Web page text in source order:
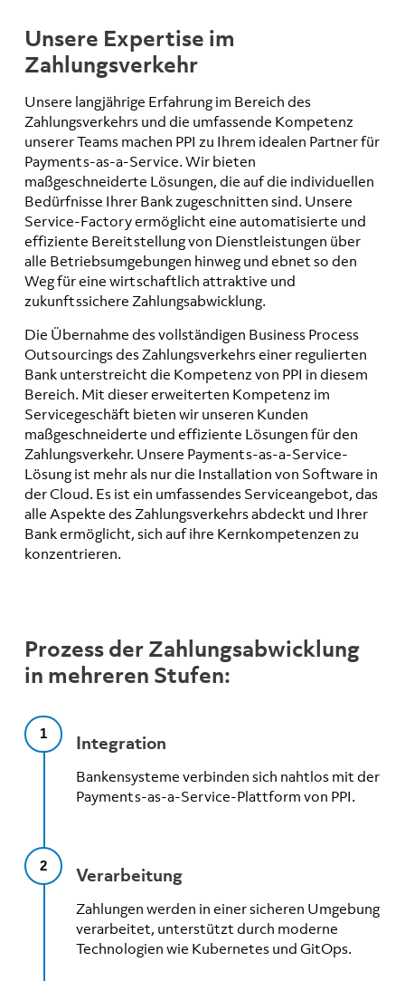
Unsere Expertise im
Zahlungsverkehr
Unsere langjährige Erfahrung im Bereich des
Zahlungsverkehrs und die umfassende Kompetenz
unserer Teams machen PPI zu Ihrem idealen Partner für
Payments-as-a-Service. Wir bieten
maßgeschneiderte Lösungen, die auf die individuellen
Bedürfnisse Ihrer Bank zugeschnitten sind. Unsere
Service-Factory ermöglicht eine automatisierte und
effiziente Bereitstellung von Dienstleistungen über
alle Betriebsumgebungen hinweg und ebnet so den
Weg für eine wirtschaftlich attraktive und
zukunftssichere Zahlungsabwicklung.
Die Übernahme des vollständigen Business Process
Outsourcings des Zahlungsverkehrs einer regulierten
Bank unterstreicht die Kompetenz von PPI in diesem
Bereich. Mit dieser erweiterten Kompetenz im
Servicegeschäft bieten wir unseren Kunden
maßgeschneiderte und effiziente Lösungen für den
Zahlungsverkehr. Unsere Payments-as-a-Service-
Lösung ist mehr als nur die Installation von Software in
der Cloud. Es ist ein umfassendes Serviceangebot, das
alle Aspekte des Zahlungsverkehrs abdeckt und Ihrer
Bank ermöglicht, sich auf ihre Kernkompetenzen zu
konzentrieren.
Prozess der Zahlungsabwicklung
in mehreren Stufen:
1 Integration
Bankensysteme verbinden sich nahtlos mit der
Payments-as-a-Service-Plattform von PPI.
2 Verarbeitung
Zahlungen werden in einer sicheren Umgebung
verarbeitet, unterstützt durch moderne
Technologien wie Kubernetes und GitOps.